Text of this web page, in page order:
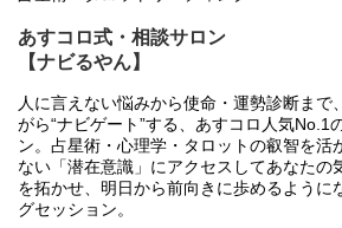
あすコロ式・相談サロン
【ナビるやん】
人に言えない悩みから使命・運勢診断まで
がら“ナビゲート”する、あすコロ人気No.1
ン。占星術・心理学・タロットの叡智を活
ない「潜在意識」にアクセスしてあなたの
を拓かせ、明日から前向きに歩めるように
グセッション。